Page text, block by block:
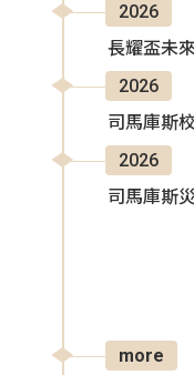
2026
長耀盃未
2026
司馬庫斯
2026
司馬庫斯
more